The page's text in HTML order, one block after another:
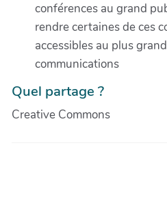
conférences au grand
rendre certaines de ces
accessibles au plus
communications
Quel partage ?
Creative Commons